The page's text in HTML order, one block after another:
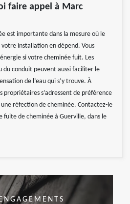
faire appel à Marc
est importante dans la mesure où le
installation en dépend. Vous
si votre cheminée fuit. Les
du conduit peuvent aussi faciliter le
de l’eau qui s’y trouve. À
propriétaires s’adressent de préférence
réfection de cheminée. Contactez-le
fuite de cheminée à Guerville, dans le